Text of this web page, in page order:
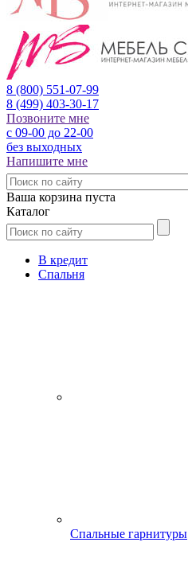
8 (800) 551-07-99
8 (499) 403-30-17
Позвоните мне
с 09-00 до 22-00
без выходных
Напишите мне
Ваша корзина пуста
Каталог
В кредит
Спальня
Спальные гарнитуры